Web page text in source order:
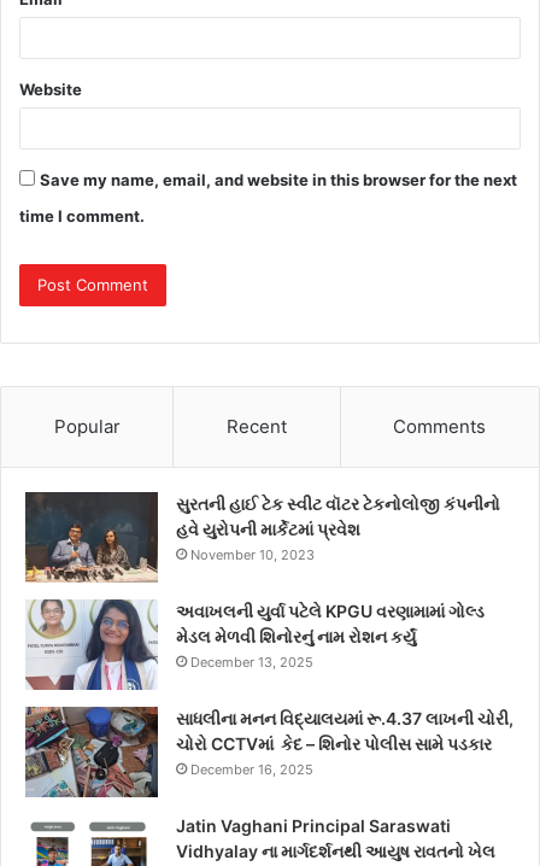
Website
Save my name, email, and website in this browser for the next
time I comment.
Popular Recent Comments
સુરતની હાઈ ટેક સ્વીટ વૉટર ટેકનોલોજી કંપનીનો
હવે યુરોપની માર્કેટમાં પ્રવેશ
November 10, 2023
અવાખલની યુર્વા પટેલે KPGU વરણામામાં ગોલ્ડ
મેડલ મેળવી શિનોરનું નામ રોશન કર્યું
December 13, 2025
સાધલીના મનન વિદ્યાલયમાં રૂ.4.37 લાખની ચોરી,
ચોરો CCTVમાં કેદ – શિનોર પોલીસ સામે પડકાર
December 16, 2025
Jatin Vaghani Principal Saraswati
Vidhyalay ના માર્ગદર્શનથી આયુષ રાવતનો ખેલ